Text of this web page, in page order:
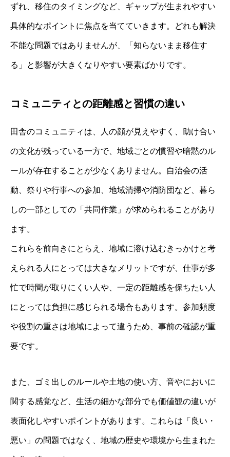
ずれ、移住のタイミングなど、ギャップが生まれやすい
具体的なポイントに焦点を当てていきます。どれも解決
不能な問題ではありませんが、「知らないまま移住す
る」と影響が大きくなりやすい要素ばかりです。
コミュニティとの距離感と習慣の違い
田舎のコミュニティは、人の顔が見えやすく、助け合い
の文化が残っている一方で、地域ごとの慣習や暗黙のル
ールが存在することが少なくありません。自治会の活
動、祭りや行事への参加、地域清掃や消防団など、暮ら
しの一部としての「共同作業」が求められることがあり
ます。
これらを前向きにとらえ、地域に溶け込むきっかけと考
えられる人にとっては大きなメリットですが、仕事が多
忙で時間が取りにくい人や、一定の距離感を保ちたい人
にとっては負担に感じられる場合もあります。参加頻度
や役割の重さは地域によって違うため、事前の確認が重
要です。
また、ゴミ出しのルールや土地の使い方、音やにおいに
関する感覚など、生活の細かな部分でも価値観の違いが
表面化しやすいポイントがあります。これらは「良い・
悪い」の問題ではなく、地域の歴史や環境から生まれた